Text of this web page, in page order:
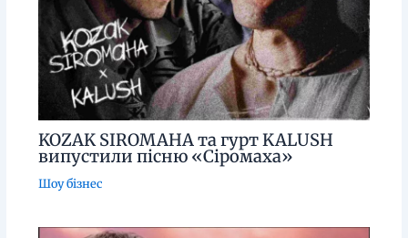
KOZAK SIROMAHA та гурт KALUSH
випустили пісню «Сіромаха»
Шоу бізнес